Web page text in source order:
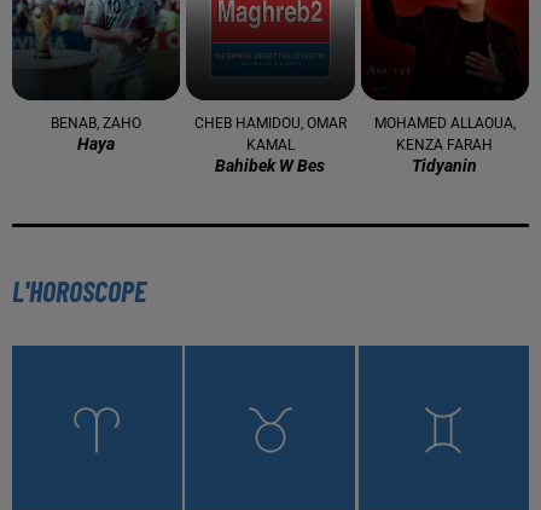
BENAB, ZAHO
Haya
CHEB HAMIDOU, OMAR
KAMAL
Bahibek W Bes
MOHAMED ALLAOUA,
KENZA FARAH
Tidyanin
L'HOROSCOPE